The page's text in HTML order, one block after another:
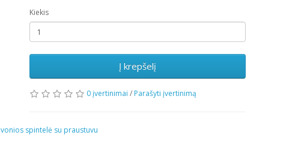
Kiekis
Į krepšelį
0 įvertinimai / Parašyti įvertinimą
vonios spintelė su praustuvu